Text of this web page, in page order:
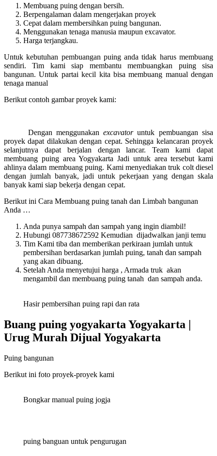
Membuang puing dengan bersih.
Berpengalaman dalam mengerjakan proyek
Cepat dalam membersihkan puing bangunan.
Menggunakan tenaga manusia maupun excavator.
Harga terjangkau.
Untuk kebutuhan pembuangan puing anda tidak harus membuang
sendiri. Tim kami siap membantu membuangkan puing sisa
bangunan. Untuk partai kecil kita bisa membuang manual dengan
tenaga manual
Berikut contoh gambar proyek kami:
Dengan menggunakan excavatoruntuk pembuangan sisa
proyek dapat dilakukan dengan cepat. Sehingga kelancaran proyek
selanjutnya dapat berjalan dengan lancar. Team kami dapat
membuang puing area Yogyakarta Jadi untuk area tersebut kami
ahlinya dalam membuang puing. Kami menyediakan truk colt diesel
dengan jumlah banyak, jadi untuk pekerjaan yang dengan skala
banyak kami siap bekerja dengan cepat.
Berikut ini Cara Membuang puing tanah dan Limbah bangunan
Anda …
Anda punya sampah dan sampah yang ingin diambil!
Hubungi 087738672592 Kemudian dijadwalkan janji temu
Tim Kami tiba dan memberikan perkiraan jumlah untuk
pembersihan berdasarkan jumlah puing, tanah dan sampah
yang akan dibuang.
Setelah Anda menyetujui harga , Armada truk akan
mengambil dan membuang puing tanah dan sampah anda.
Hasir pembersihan puing rapi dan rata
Buang puing yogyakarta Yogyakarta |
Urug Murah Dijual Yogyakarta
Puing bangunan
Berikut ini foto proyek-proyek kami
Bongkar manual puing jogja
puing banguan untuk pengurugan